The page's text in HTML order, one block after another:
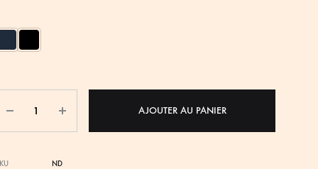
AJOUTER AU PANIER
ND